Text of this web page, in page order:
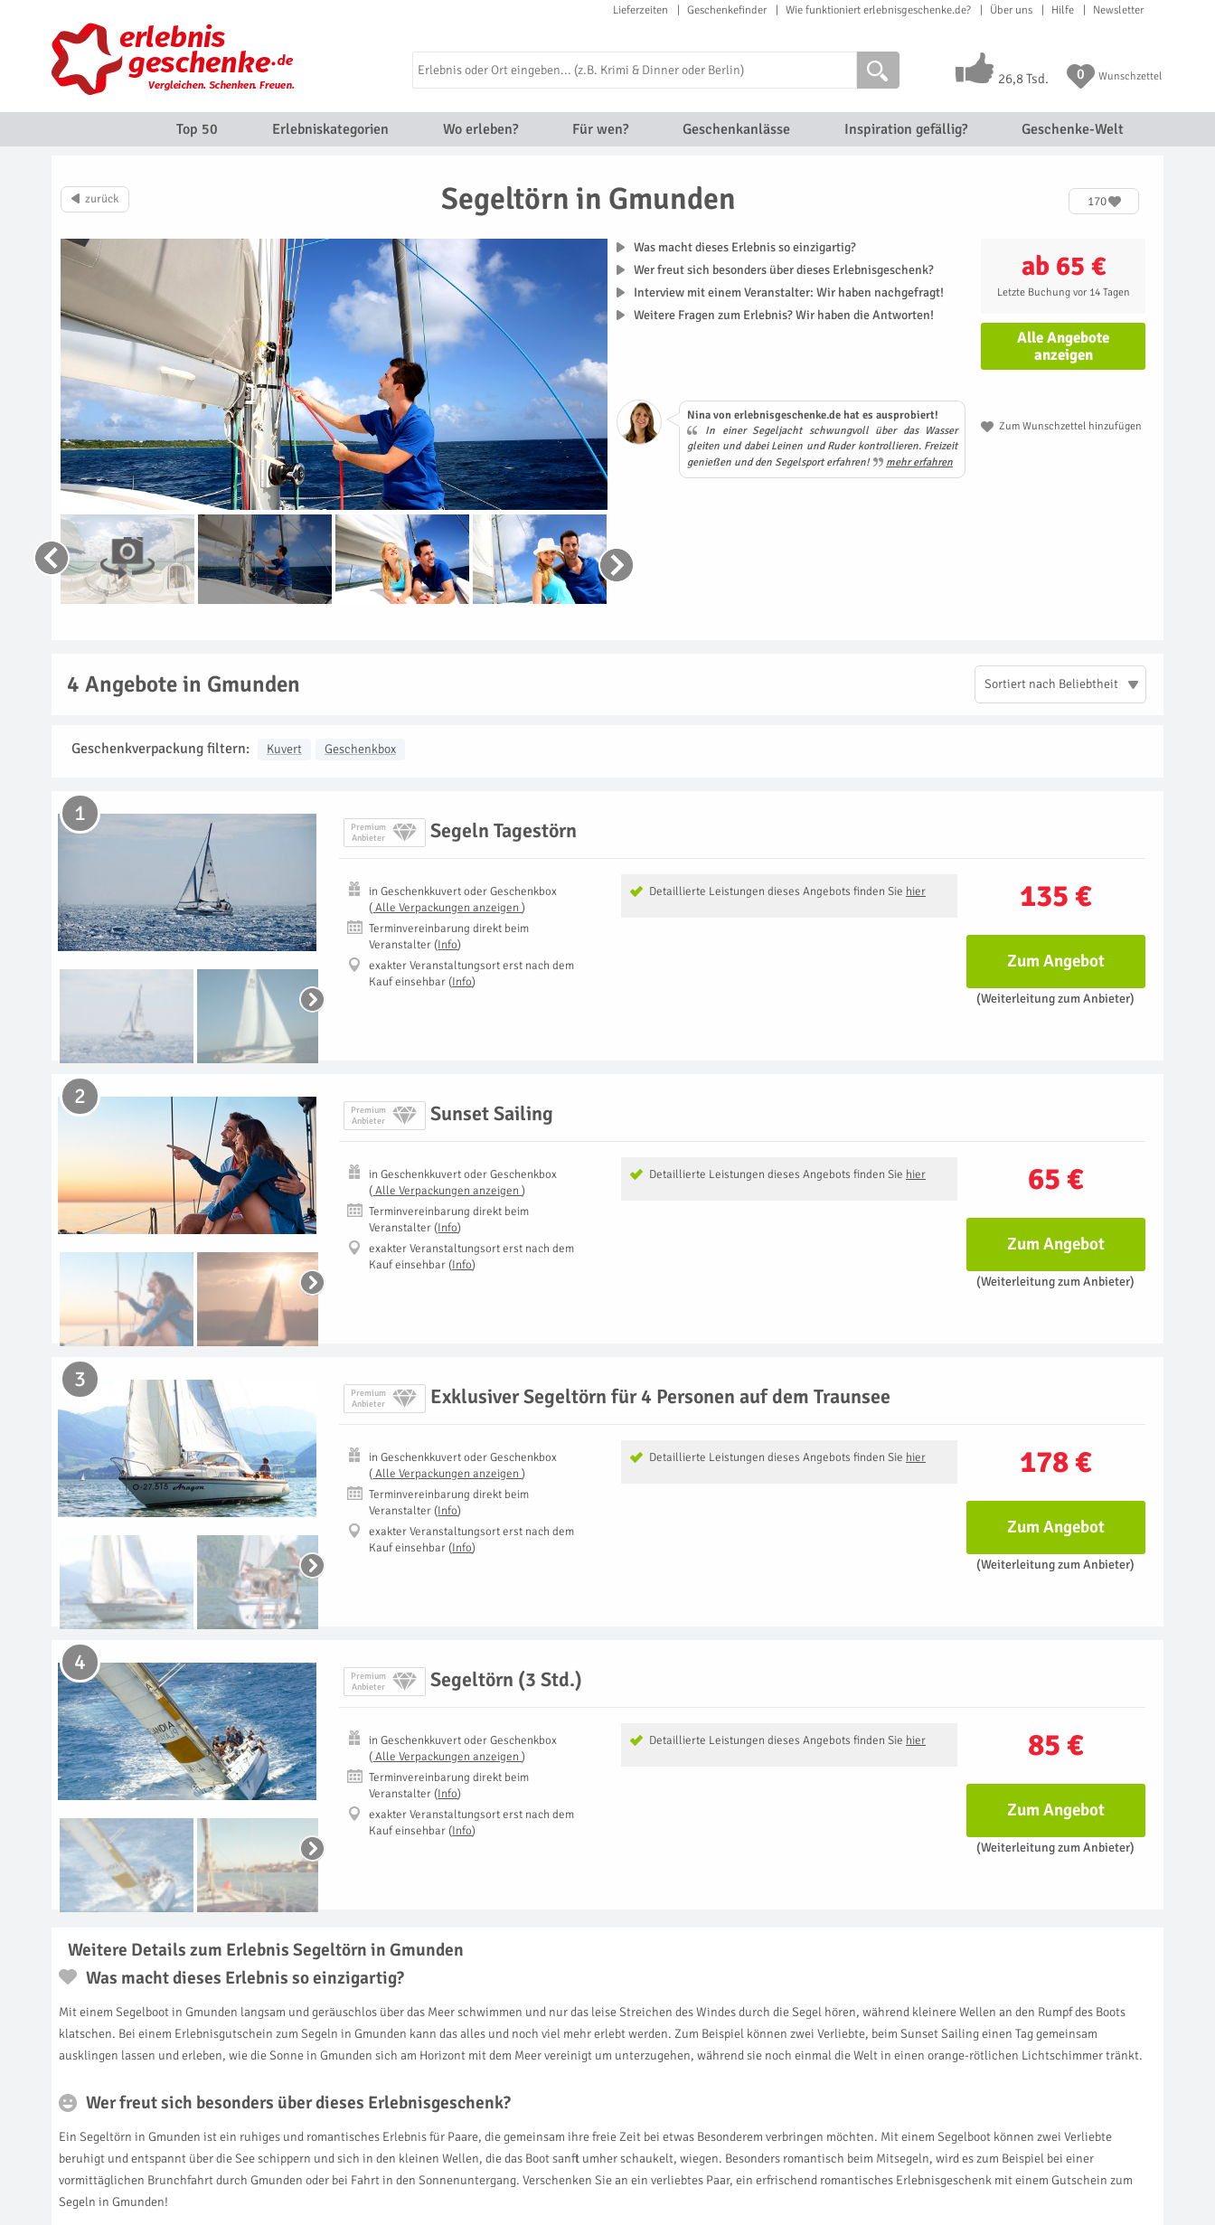
Lieferzeiten Geschenkefinder Wie funktioniert erlebnisgeschenke.de? Über uns Hilfe Newsletter
26,8 Tsd. 0 Wunschzettel
Top 50 Erlebniskategorien Wo erleben? Für wen? Geschenkanlässe Inspiration gefällig? Geschenke-Welt
Segeltörn in Gmunden 170
ab 65 €
Letzte Buchung vor 14 Tagen
Alle Angebote
anzeigen
Zum Wunschzettel hinzufügen
Was macht dieses Erlebnis so einzigartig?
Wer freut sich besonders über dieses Erlebnisgeschenk?
Interview mit einem Veranstalter: Wir haben nachgefragt!
Weitere Fragen zum Erlebnis? Wir haben die Antworten!
Nina von erlebnisgeschenke.de hat es ausprobiert!
In einer Segeljacht schwungvoll über das Wasser
gleiten und dabei Leinen und Ruder kontrollieren. Freizeit
genießen und den Segelsport erfahren!
mehr erfahren
4 Angebote in Gmunden Sortiert nach Beliebtheit
Geschenkverpackung filtern: Kuvert Geschenkbox
Premium
Anbieter
Segeln Tagestörn
1
135 €
Detaillierte Leistungen dieses Angebots finden Sie hier
inGeschenkkuvert oder Geschenkbox
( Alle Verpackungen anzeigen )
Terminvereinbarung direkt beim
Veranstalter (Info)
exakter Veranstaltungsort erst nach dem
Kauf einsehbar (Info)
Zum Angebot
(Weiterleitung zum Anbieter)
Premium
Anbieter
Sunset Sailing
2
65 €
Detaillierte Leistungen dieses Angebots finden Sie hier
inGeschenkkuvert oder Geschenkbox
( Alle Verpackungen anzeigen )
Terminvereinbarung direkt beim
Veranstalter (Info)
exakter Veranstaltungsort erst nach dem
Kauf einsehbar (Info)
Zum Angebot
(Weiterleitung zum Anbieter)
Premium
Anbieter
Exklusiver Segeltörn für 4 Personen auf dem Traunsee
3
178 €
Detaillierte Leistungen dieses Angebots finden Sie hier
inGeschenkkuvert oder Geschenkbox
( Alle Verpackungen anzeigen )
Terminvereinbarung direkt beim
Veranstalter (Info)
exakter Veranstaltungsort erst nach dem
Kauf einsehbar (Info)
Zum Angebot
(Weiterleitung zum Anbieter)
Premium
Anbieter
Segeltörn (3 Std.)
4
85 €
Detaillierte Leistungen dieses Angebots finden Sie hier
inGeschenkkuvert oder Geschenkbox
( Alle Verpackungen anzeigen )
Terminvereinbarung direkt beim
Veranstalter (Info)
exakter Veranstaltungsort erst nach dem
Kauf einsehbar (Info)
Zum Angebot
(Weiterleitung zum Anbieter)
Weitere Details zum Erlebnis Segeltörn in Gmunden
Was macht dieses Erlebnis so einzigartig?
Mit einem Segelboot in Gmunden langsam und geräuschlos über das Meer schwimmen und nur das leise Streichen des Windes durch die Segel hören, während kleinere Wellen an den Rumpf des Boots
klatschen. Bei einem Erlebnisgutschein zum Segeln in Gmunden kann das alles und noch viel mehr erlebt werden. Zum Beispiel können zwei Verliebte, beim Sunset Sailing einen Tag gemeinsam
ausklingen lassen und erleben, wie die Sonne in Gmunden sich am Horizont mit dem Meer vereinigt um unterzugehen, während sie noch einmal die Welt in einen orange-rötlichen Lichtschimmer tränkt.
Wer freut sich besonders über dieses Erlebnisgeschenk?
Ein Segeltörn in Gmunden ist ein ruhiges und romantisches Erlebnis für Paare, die gemeinsam ihre freie Zeit bei etwas Besonderem verbringen möchten. Mit einem Segelboot können zwei Verliebte
beruhigt und entspannt über die See schippern und sich in den kleinen Wellen, die das Boot sanft umher schaukelt, wiegen. Besonders romantisch beim Mitsegeln, wird es zum Beispiel bei einer
vormittäglichen Brunchfahrt durch Gmunden oder bei Fahrt in den Sonnenuntergang. Verschenken Sie an ein verliebtes Paar, ein erfrischend romantisches Erlebnisgeschenk mit einem Gutschein zum
Segeln in Gmunden!